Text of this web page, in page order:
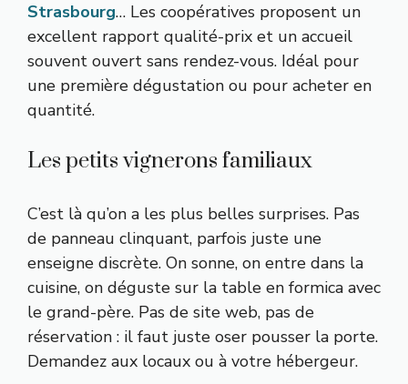
Strasbourg… Les coopératives proposent un
excellent rapport qualité-prix et un accueil
souvent ouvert sans rendez-vous. Idéal pour
une première dégustation ou pour acheter en
quantité.
Les petits vignerons familiaux
C’est là qu’on a les plus belles surprises. Pas
de panneau clinquant, parfois juste une
enseigne discrète. On sonne, on entre dans la
cuisine, on déguste sur la table en formica avec
le grand-père. Pas de site web, pas de
réservation : il faut juste oser pousser la porte.
Demandez aux locaux ou à votre hébergeur.